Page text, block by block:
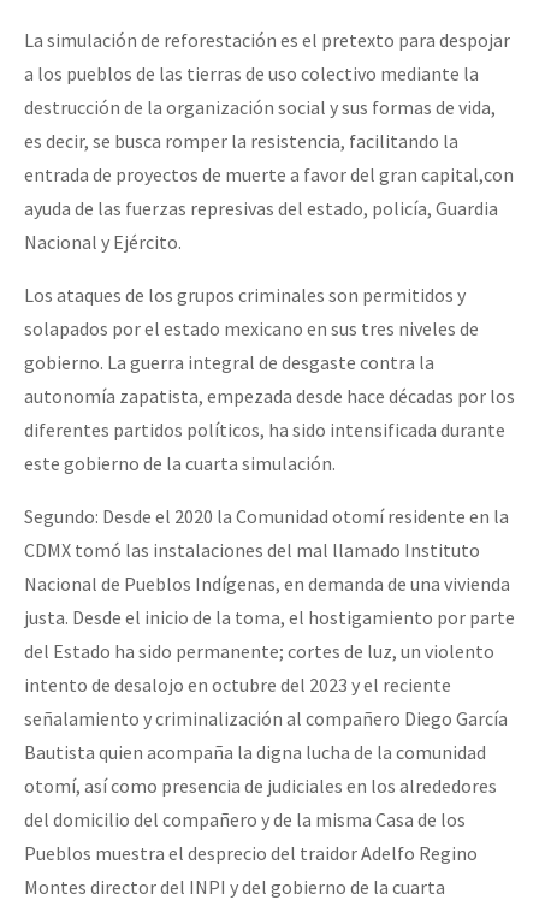
La simulación de reforestación es el pretexto para despojar
a los pueblos de las tierras de uso colectivo mediante la
destrucción de la organización social y sus formas de vida,
es decir, se busca romper la resistencia, facilitando la
entrada de proyectos de muerte a favor del gran capital,con
ayuda de las fuerzas represivas del estado, policía, Guardia
Nacional y Ejército.
Los ataques de los grupos criminales son permitidos y
solapados por el estado mexicano en sus tres niveles de
gobierno. La guerra integral de desgaste contra la
autonomía zapatista, empezada desde hace décadas por los
diferentes partidos políticos, ha sido intensificada durante
este gobierno de la cuarta simulación.
Segundo: Desde el 2020 la Comunidad otomí residente en la
CDMX tomó las instalaciones del mal llamado Instituto
Nacional de Pueblos Indígenas, en demanda de una vivienda
justa. Desde el inicio de la toma, el hostigamiento por parte
del Estado ha sido permanente; cortes de luz, un violento
intento de desalojo en octubre del 2023 y el reciente
señalamiento y criminalización al compañero Diego García
Bautista quien acompaña la digna lucha de la comunidad
otomí, así como presencia de judiciales en los alrededores
del domicilio del compañero y de la misma Casa de los
Pueblos muestra el desprecio del traidor Adelfo Regino
Montes director del INPI y del gobierno de la cuarta